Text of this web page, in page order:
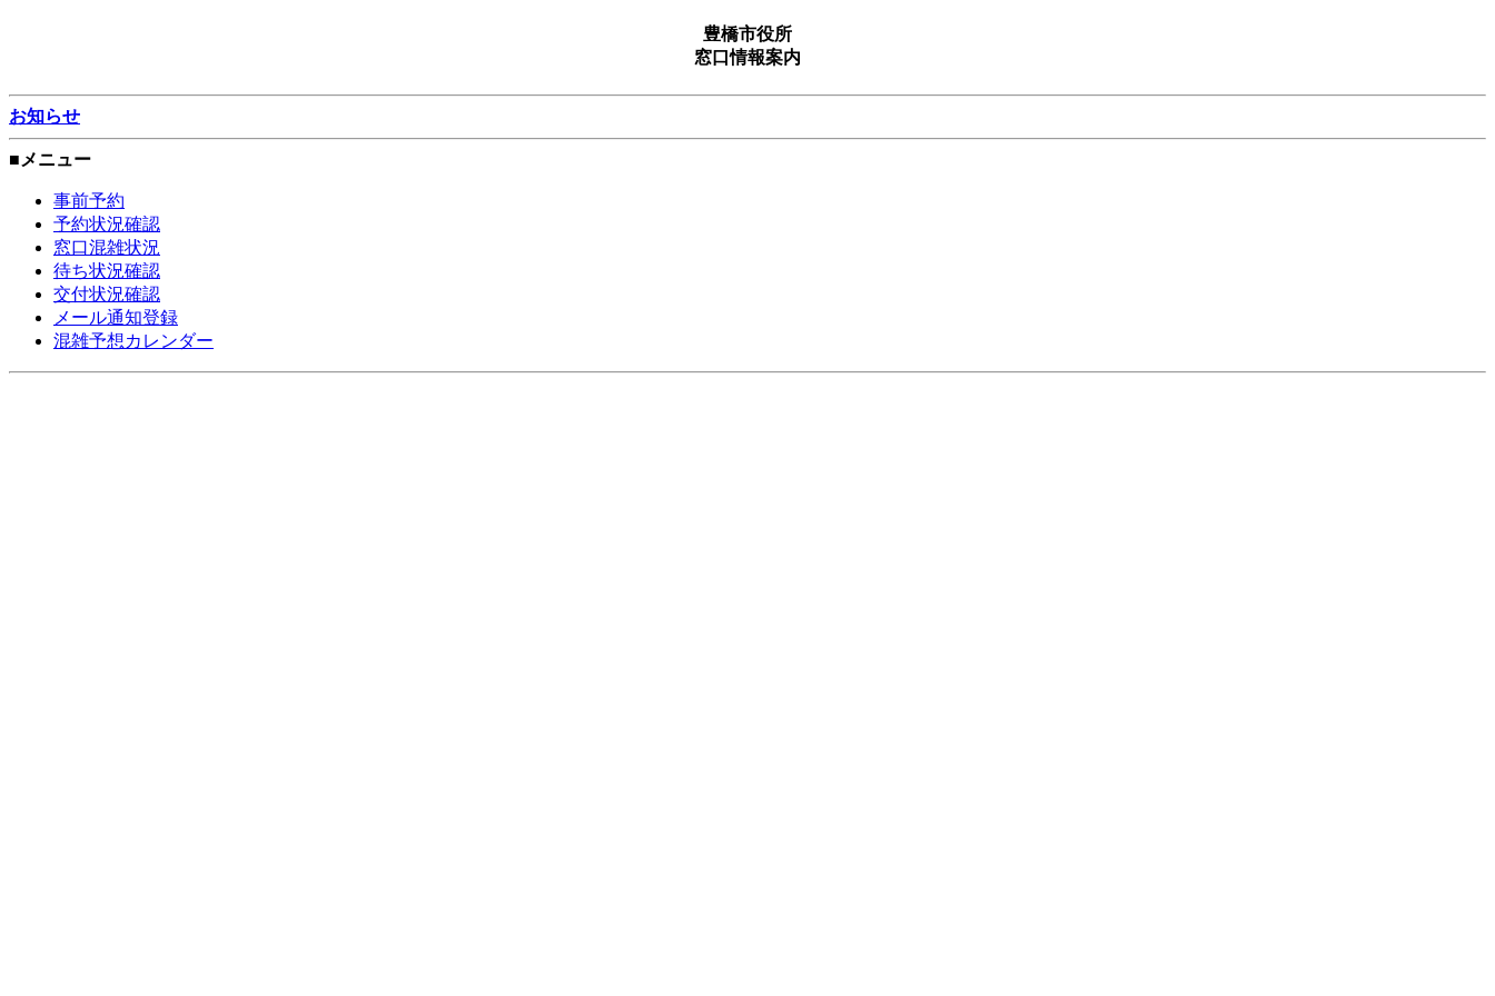
豊橋市役所
窓口情報案内
お知らせ
■メニュー
事前予約
予約状況確認
窓口混雑状況
待ち状況確認
交付状況確認
メール通知登録
混雑予想カレンダー